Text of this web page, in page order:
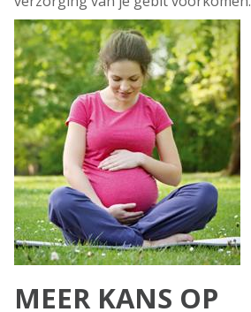
MEER KANS OP